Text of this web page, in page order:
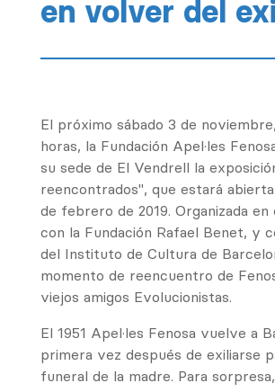
en volver del
El próximo sábado 3 de
horas, la Fundación Apel·les
su sede de El Vendrell la
reencontrados", que estará
de febrero de 2019. Organizada en
con la Fundación Rafael Benet, y
del Instituto de Cultura de
momento de reencuentro de
viejos amigos Evolucionistas.
El 1951 Apel·les Fenosa vuelve a
primera vez después de exiliarse
funeral de la madre. Para